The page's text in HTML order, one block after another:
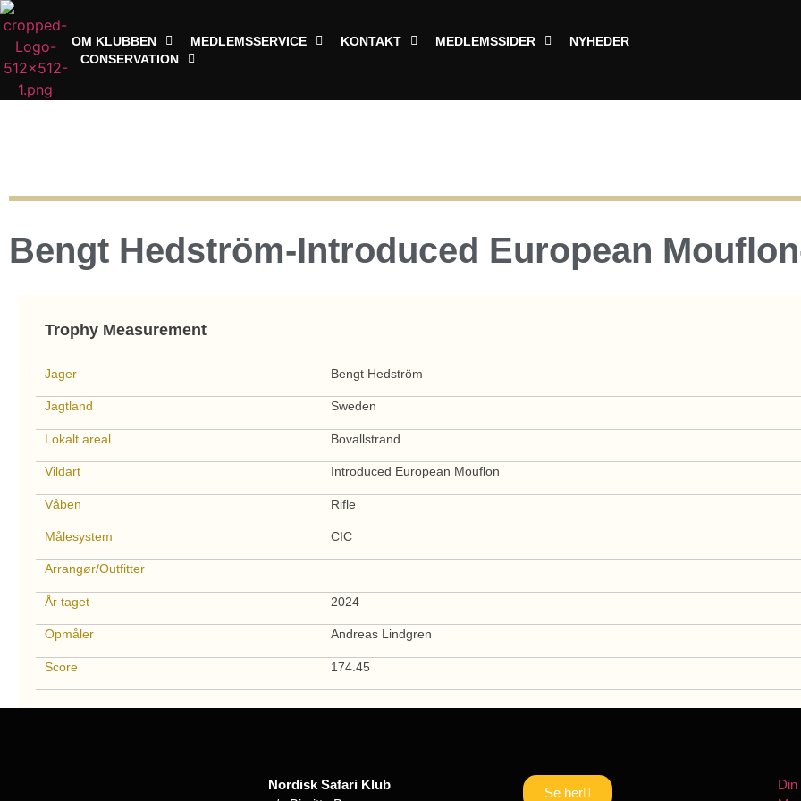
OM KLUBBEN MEDLEMSSERVICE KONTAKT MEDLEMSSIDER
NYHEDER
CONSERVATION
Bengt Hedström-Introduced European
Trophy Measurement
Jager Bengt Hedström
Jagtland Sweden
Lokalt areal Bovallstrand
Vildart Introduced European Mouflon
Våben Rifle
Målesystem CIC
Arrangør/Outfitter
År taget 2024
Opmåler Andreas Lindgren
Score 174.45
Nordisk Safari Klub
Se her
Din